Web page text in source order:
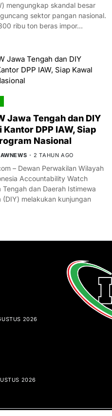
mengungkap skandal besar
sektor pangan nasional.
ribu ton beras impor…
Jawa Tengah dan DIY
Kantor DPP IAW, Siap
Nasional
2 TAHUN AGO
– Dewan Perwakilan Wilayah
Accountability Watch
Tengah dan Daerah Istimewa
(DIY) melakukan kunjungan
2026
2026